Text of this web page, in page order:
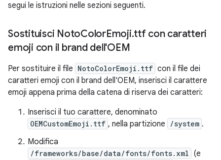
segui le istruzioni nelle sezioni seguenti.
Sostituisci NotoColorEmoji.ttf con caratteri
emoji con il brand dell'OEM
Per sostituire il file NotoColorEmoji.ttf con il file dei
caratteri emoji con il brand dell'OEM, inserisci il carattere
emoji appena prima della catena di riserva dei caratteri:
Inserisci il tuo carattere, denominato
OEMCustomEmoji.ttf , nella partizione /system .
Modifica
/frameworks/base/data/fonts/fonts.xml (e